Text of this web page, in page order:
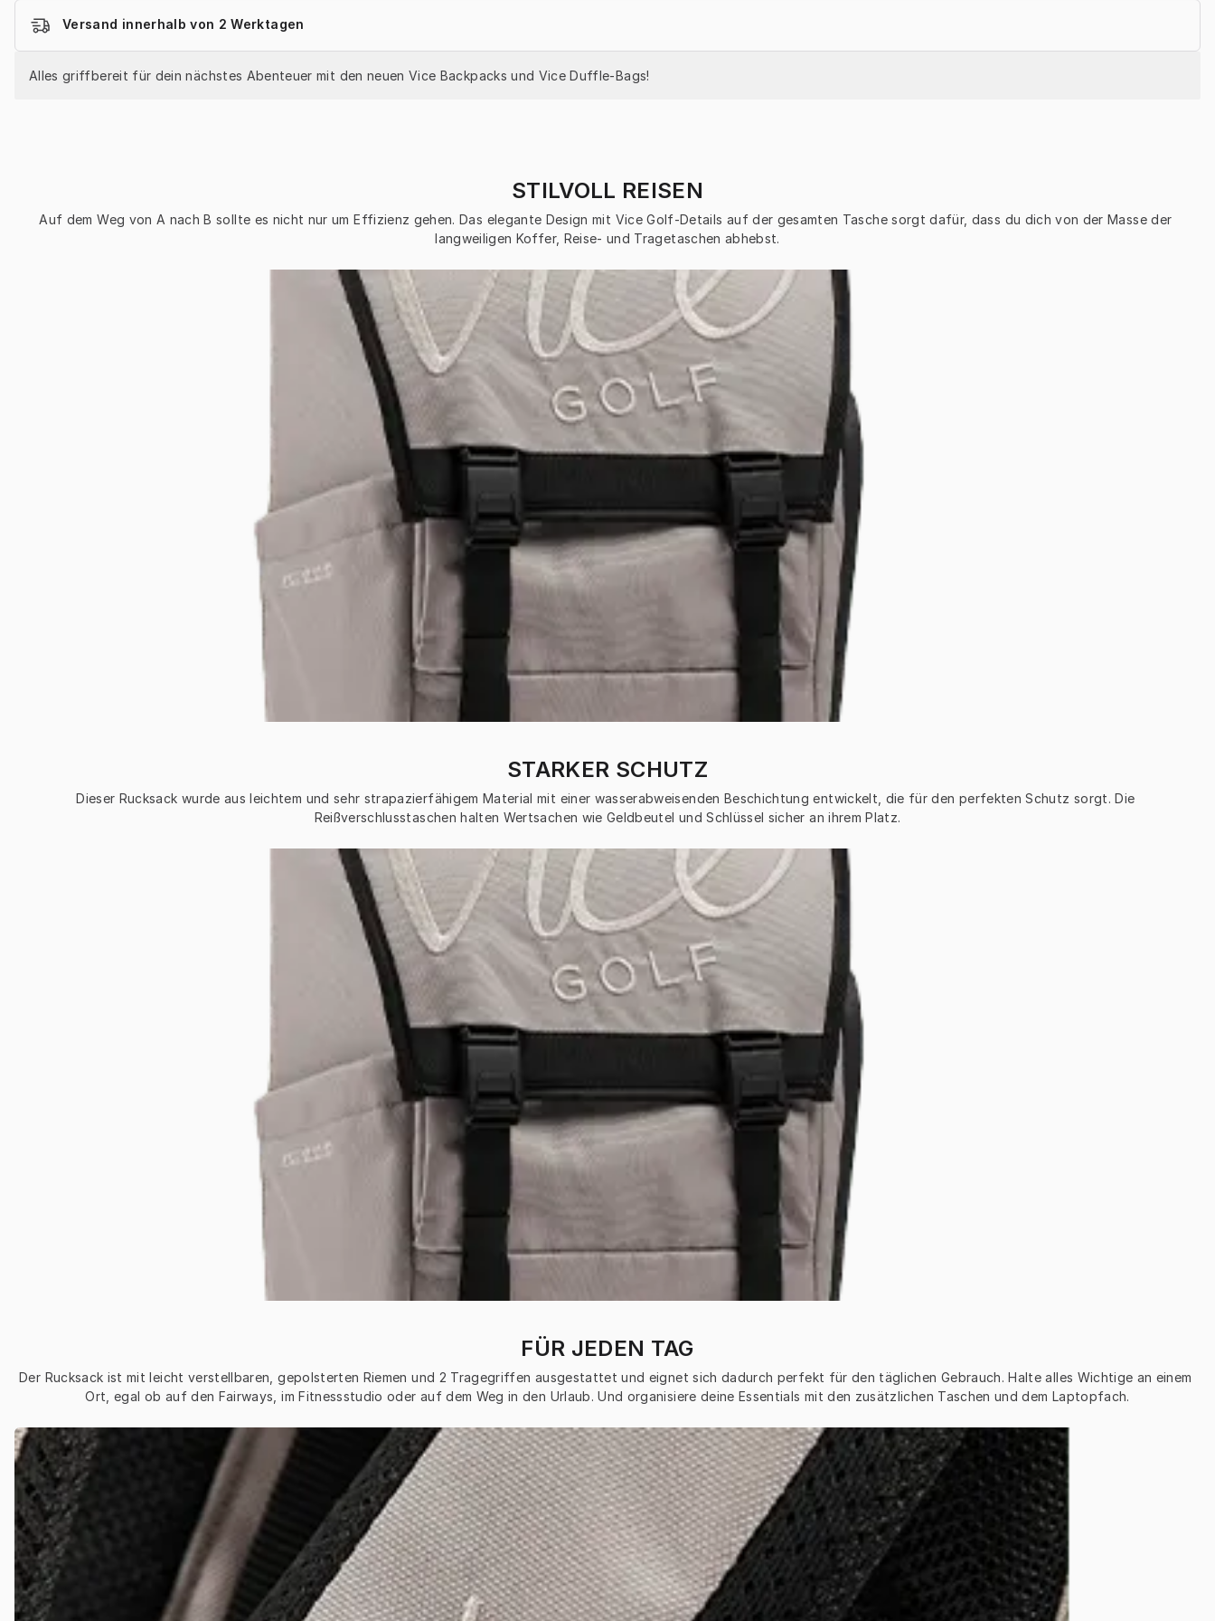
Versand innerhalb von 2 Werktagen
Alles griffbereit für dein nächstes Abenteuer mit den neuen Vice Backpacks und Vice Duffle-Bags!
STILVOLL REISEN
Auf dem Weg von A nach B sollte es nicht nur um Effizienz gehen. Das elegante Design mit Vice Golf-Details auf der gesamten Tasche sorgt dafür, dass du dich von der Masse der
langweiligen Koffer, Reise- und Tragetaschen abhebst.
STARKER SCHUTZ
Dieser Rucksack wurde aus leichtem und sehr strapazierfähigem Material mit einer wasserabweisenden Beschichtung entwickelt, die für den perfekten Schutz sorgt. Die
Reißverschlusstaschen halten Wertsachen wie Geldbeutel und Schlüssel sicher an ihrem Platz.
FÜR JEDEN TAG
Der Rucksack ist mit leicht verstellbaren, gepolsterten Riemen und 2 Tragegriffen ausgestattet und eignet sich dadurch perfekt für den täglichen Gebrauch. Halte alles Wichtige an einem
Ort, egal ob auf den Fairways, im Fitnessstudio oder auf dem Weg in den Urlaub. Und organisiere deine Essentials mit den zusätzlichen Taschen und dem Laptopfach.